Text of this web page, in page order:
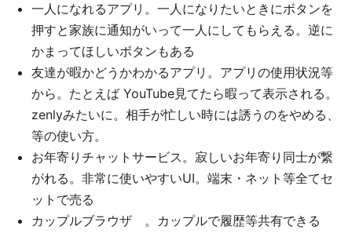
一人になれるアプリ。一人になりたいときにボタンを
押すと家族に通知がいって一人にしてもらえる。逆に
かまってほしいボタンもある
友達が暇かどうかわかるアプリ。アプリの使用状況等
から。たとえば YouTube見てたら暇って表示される。
zenlyみたいに。相手が忙しい時には誘うのをやめる、
等の使い方。
お年寄りチャットサービス。寂しいお年寄り同士が繋
がれる。非常に使いやすいUI。端末・ネット等全てセ
ットで売る
カップルブラウザ 。カップルで履歴等共有できる